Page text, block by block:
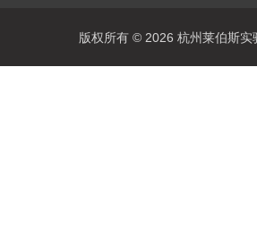
版权所有 © 2026 杭州莱伯斯